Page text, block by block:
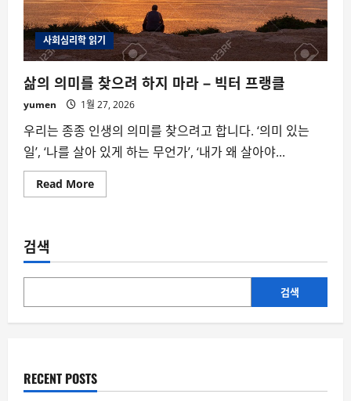
사회심리학 읽기
삶의 의미를 찾으려 하지 마라 – 빅터 프랭클
yumen 1월 27, 2026
우리는 종종 인생의 의미를 찾으려고 합니다. ‘의미 있는
일’, ‘나를 살아 있게 하는 무언가’, ‘내가 왜 살아야...
Read MoreRead
more
를
으
하
마
터
프
랭
검색
검색
RECENT POSTS